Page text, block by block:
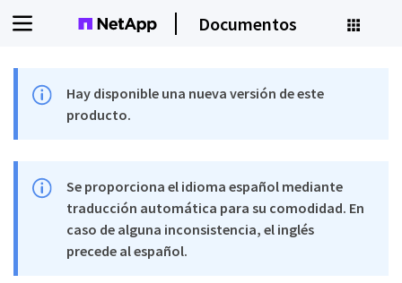
Documentos
Hay disponible una nueva versión de este
producto.
Se proporciona el idioma español mediante
traducción automática para su comodidad. En
caso de alguna inconsistencia, el inglés
precede al español.